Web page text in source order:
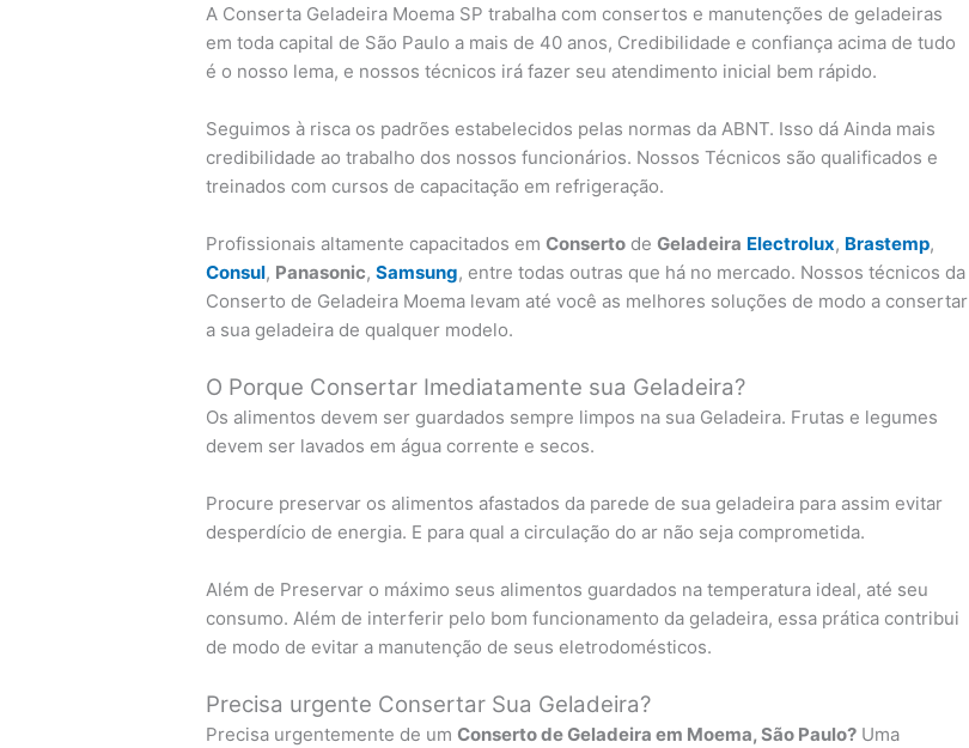
A Conserta Geladeira Moema SP trabalha com consertos e manutenções de geladeiras
em toda capital de São Paulo a mais de 40 anos, Credibilidade e confiança acima de tudo
é o nosso lema, e nossos técnicos irá fazer seu atendimento inicial bem rápido.
Seguimos à risca os padrões estabelecidos pelas normas da ABNT. Isso dá Ainda mais
credibilidade ao trabalho dos nossos funcionários. Nossos Técnicos são qualificados e
treinados com cursos de capacitação em refrigeração.
Profissionais altamente capacitados emConserto deGeladeira Electrolux, Brastemp,
Consul, Panasonic,Samsung, entre todas outras que há no mercado. Nossos técnicos da
Conserto de Geladeira Moema levam até você as melhores soluções de modo a consertar
a sua geladeira de qualquer modelo.
O Porque Consertar Imediatamente sua Geladeira?
Os alimentos devem ser guardados sempre limpos na sua Geladeira. Frutas e legumes
devem ser lavados em água corrente e secos.
Procure preservar os alimentos afastados da parede de sua geladeira para assim evitar
desperdício de energia. E para qual a circulação do ar não seja comprometida.
Além de Preservar o máximo seus alimentos guardados na temperatura ideal, até seu
consumo. Além de interferir pelo bom funcionamento da geladeira, essa prática contribui
de modo de evitar a manutenção de seus eletrodomésticos.
Precisa urgente Consertar Sua Geladeira?
Precisa urgentemente de umConserto de Geladeira em Moema, São Paulo? Uma